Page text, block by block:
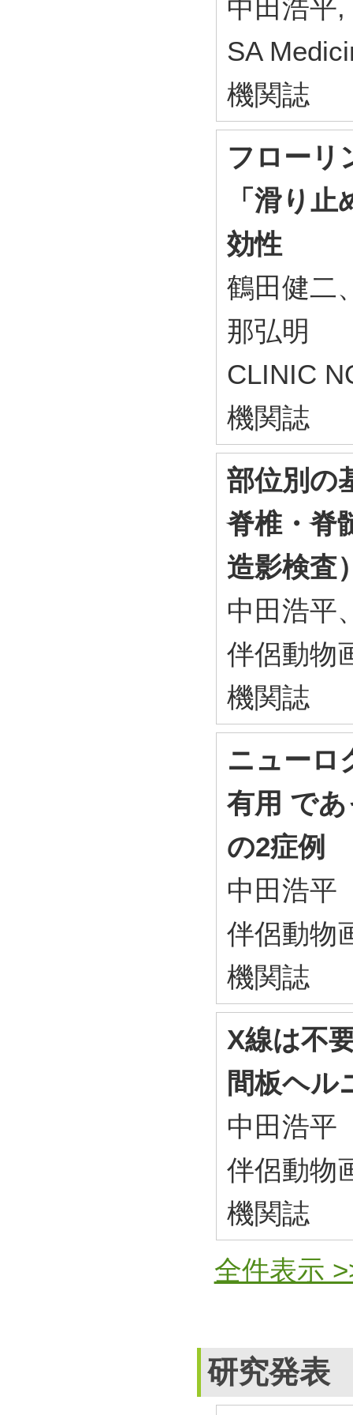
中田浩平
SA
機関誌
フローリ
「滑り
効性
鶴田健二
那弘明
CLINIC
機関誌
部位別の
脊椎・脊
造影検査
中田浩平
伴侶動
機関誌
ニューロ
有用 で
の2症例
中田浩平
伴侶動
機関誌
X線は不
間板ヘル
中田浩平
伴侶動
機関誌
全件表示
研究発表